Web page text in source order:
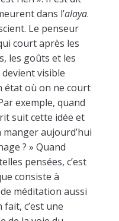
dans l’alaya.
Le penseur
court après les
les goûts et les
visible
état où on ne court
exemple, quand
suit cette idée et
manger aujourd’hui
? » Quand
pensées, c’est
consiste à
méditation aussi
c’est une